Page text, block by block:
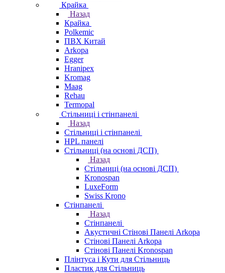
Крайка
Назад
Крайка
Polkemic
ПВХ Китай
Arkopa
Egger
Hranipex
Kromag
Maag
Rehau
Termopal
Стільниці і стінпанелі
Назад
Стільниці і стінпанелі
HPL панелі
Стільниці (на основі ДСП)
Назад
Стільниці (на основі ДСП)
Kronospan
LuxeForm
Swiss Krono
Стінпанелі
Назад
Стінпанелі
Акустичні Стінові Панелі Аrkopa
Стінові Панелі Arkopa
Стінові Панелі Kronospan
Плінтуса і Кути для Стільниць
Пластик для Стільниць